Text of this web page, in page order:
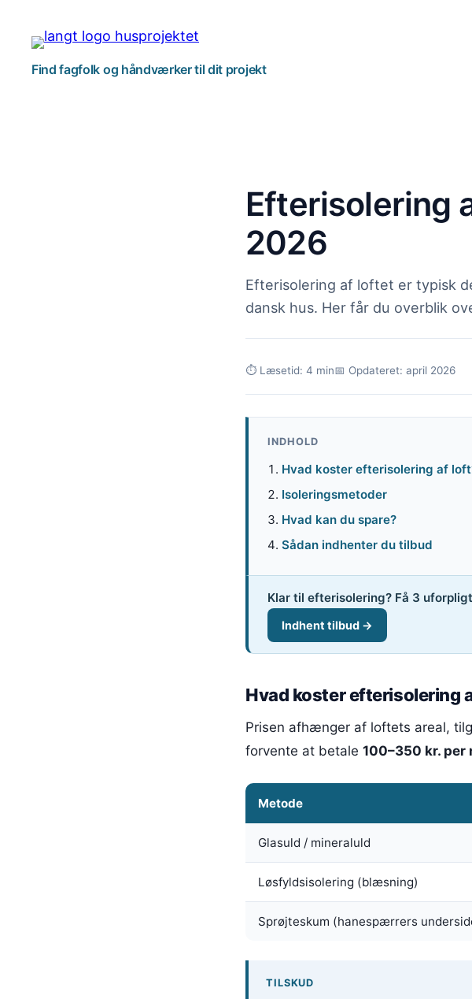
Find fagfolk og håndværker til dit projekt
Efterisolering
2026
Efterisolering af loftet er typisk
dansk hus. Her får du overblik
⏱ Læsetid: 4 min📅 Opdateret: april 2026
INDHOLD
Hvad koster efterisolering af
Isoleringsmetoder
Hvad kan du spare?
Sådan indhenter du tilbud
Klar til efterisolering? Få 3
Indhent tilbud →
Hvad koster efterisolering
Prisen afhænger af loftets areal,
forvente at betale 100–350 kr. per
Metode
Glasuld / mineraluld
Løsfyldsisolering (blæsning)
Sprøjteskum (hanespærrers
TILSKUD